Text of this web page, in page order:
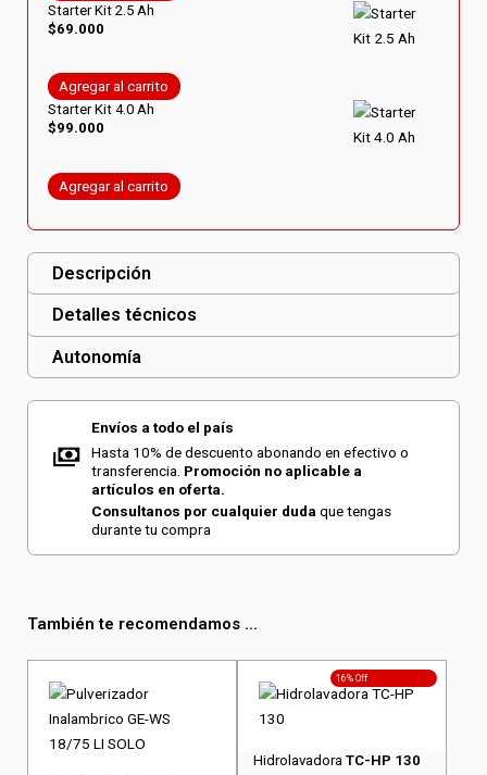
Starter Kit 2.5 Ah
$69.000
Agregar al carrito
Starter Kit 4.0 Ah
$99.000
Agregar al carrito
Descripción
Detalles técnicos
Autonomía
Envíos a todo el país
Hasta 10% de descuento abonando en efectivo o
transferencia. Promoción no aplicable a
artículos en oferta.
Consultanos por cualquier duda que tengas
durante tu compra
También te recomendamos ...
16% Off
Hidrolavadora TC-HP 130